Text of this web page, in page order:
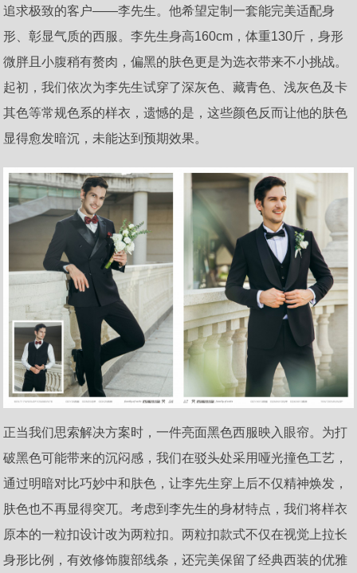
追求极致的客户——李先生。他希望定制一套能完美适配身
形、彰显气质的西服。李先生身高160cm，体重130斤，身形
微胖且小腹稍有赘肉，偏黑的肤色更是为选衣带来不小挑战。
起初，我们依次为李先生试穿了深灰色、藏青色、浅灰色及卡
其色等常规色系的样衣，遗憾的是，这些颜色反而让他的肤色
显得愈发暗沉，未能达到预期效果。
正当我们思索解决方案时，一件亮面黑色西服映入眼帘。为打
破黑色可能带来的沉闷感，我们在驳头处采用哑光撞色工艺，
通过明暗对比巧妙中和肤色，让李先生穿上后不仅精神焕发，
肤色也不再显得突兀。考虑到李先生的身材特点，我们将样衣
原本的一粒扣设计改为两粒扣。两粒扣款式不仅在视觉上拉长
身形比例，有效修饰腹部线条，还完美保留了经典西装的优雅